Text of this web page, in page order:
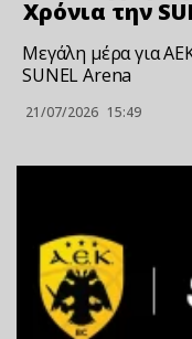
Xρόνια την
Μεγάλη μέρα για
SUNEL Arena
21/07/2026 15:49